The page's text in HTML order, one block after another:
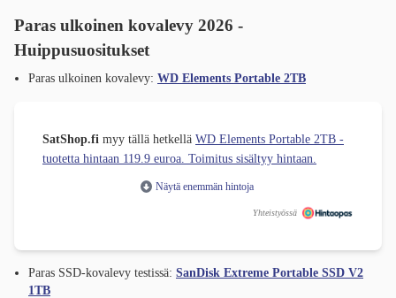
Paras ulkoinen kovalevy 2026 -
Huippusuositukset
Paras ulkoinen kovalevy: WD Elements Portable 2TB
SatShop.fi myy tällä hetkellä WD Elements Portable 2TB -
tuotetta hintaan 119.9 euroa. Toimitus sisältyy hintaan.
Näytä enemmän hintoja
Yhteistyössä
Paras SSD-kovalevy testissä: SanDisk Extreme Portable SSD V2
1TB